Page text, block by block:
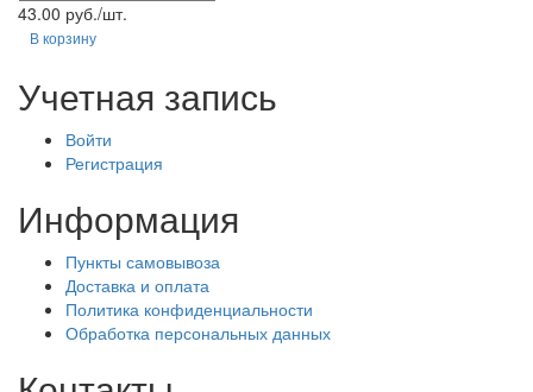
43.00 руб./шт.
В корзину
Учетная запись
Войти
Регистрация
Информация
Пункты самовывоза
Доставка и оплата
Политика конфиденциальности
Обработка персональных данных